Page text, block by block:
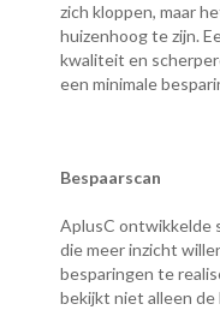
zich kloppen, maar
huizenhoog te zijn.
kwaliteit en
een minimale
Bespaarscan
AplusC ontwikkelde
die meer inzicht
besparingen te
bekijkt niet alleen